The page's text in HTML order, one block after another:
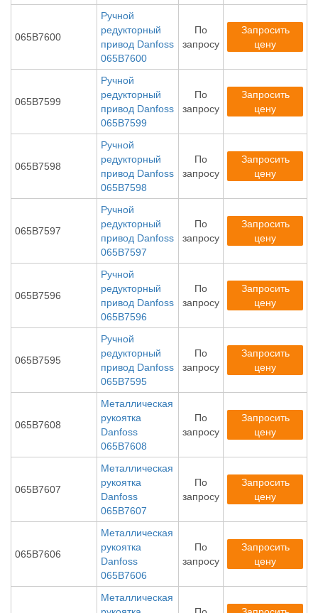
065B7600
Ручной
редукторный
привод Danfoss
065B7600
По
запросу
Запросить
цену
065B7599
Ручной
редукторный
привод Danfoss
065B7599
По
запросу
Запросить
цену
065B7598
Ручной
редукторный
привод Danfoss
065B7598
По
запросу
Запросить
цену
065B7597
Ручной
редукторный
привод Danfoss
065B7597
По
запросу
Запросить
цену
065B7596
Ручной
редукторный
привод Danfoss
065B7596
По
запросу
Запросить
цену
065B7595
Ручной
редукторный
привод Danfoss
065B7595
По
запросу
Запросить
цену
065B7608
Металлическая
рукоятка
Danfoss
065B7608
По
запросу
Запросить
цену
065B7607
Металлическая
рукоятка
Danfoss
065B7607
По
запросу
Запросить
цену
065B7606
Металлическая
рукоятка
Danfoss
065B7606
По
запросу
Запросить
цену
Металлическая